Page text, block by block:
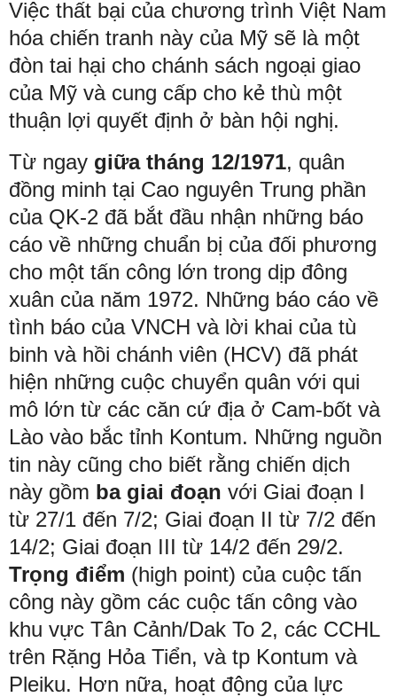
Việc thất bại của chương trình Việt Nam
hóa chiến tranh này của Mỹ sẽ là một
đòn tai hại cho chánh sách ngoại giao
của Mỹ và cung cấp cho kẻ thù một
thuận lợi quyết định ở bàn hội nghị.
Từ ngay giữa tháng 12/1971, quân
đồng minh tại Cao nguyên Trung phần
của QK-2 đã bắt đầu nhận những báo
cáo về những chuẩn bị của đối phương
cho một tấn công lớn trong dịp đông
xuân của năm 1972. Những báo cáo về
tình báo của VNCH và lời khai của tù
binh và hồi chánh viên (HCV) đã phát
hiện những cuộc chuyển quân với qui
mô lớn từ các căn cứ địa ở Cam-bốt và
Lào vào bắc tỉnh Kontum. Những nguồn
tin này cũng cho biết rằng chiến dịch
này gồm ba giai đoạn với Giai đoạn I
từ 27/1 đến 7/2; Giai đoạn II từ 7/2 đến
14/2; Giai đoạn III từ 14/2 đến 29/2.
Trọng điểm (high point) của cuộc tấn
công này gồm các cuộc tấn công vào
khu vực Tân Cảnh/Dak To 2, các CCHL
trên Rặng Hỏa Tiển, và tp Kontum và
Pleiku. Hơn nữa, hoạt động của lực